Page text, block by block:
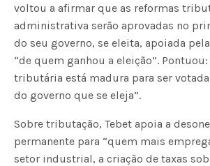
voltou a afirmar que as reformas
administrativa serão aprovadas no
do seu governo, se eleita, apoiada
“de quem ganhou a eleição”. Pontuou:
tributária está madura para ser
do governo que se eleja”.
Sobre tributação, Tebet apoia a
permanente para “quem mais
setor industrial, a criação de taxas